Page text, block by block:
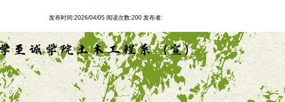
发布时间:2026/04/05 阅读次数:200 发布者: